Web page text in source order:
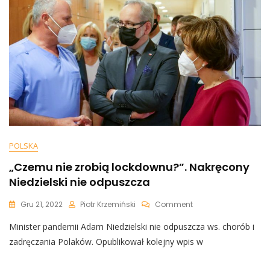
Pandemii
POLSKA
„Czemu nie zrobią lockdownu?”. Nakręcony
Niedzielski nie odpuszcza
Gru 21, 2022 Piotr Krzemiński CommentOn
Nie
Zrobią
Minister pandemii Adam Niedzielski nie odpuszcza ws. chorób i
zadręczania Polaków. Opublikował kolejny wpis w